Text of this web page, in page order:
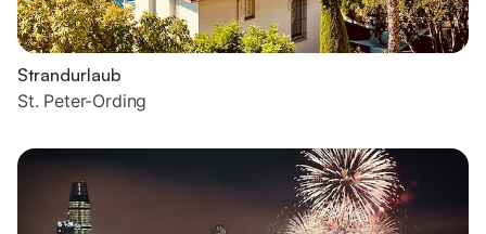
Strandurlaub
St. Peter-Ording